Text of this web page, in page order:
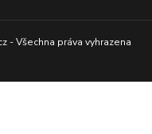
- Všechna práva vyhrazena